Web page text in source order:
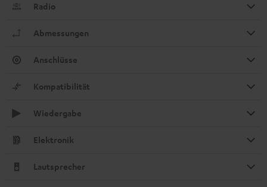
Radio
Abmessungen
Anschlüsse
Kompatibilität
Wiedergabe
Elektronik
Lautsprecher